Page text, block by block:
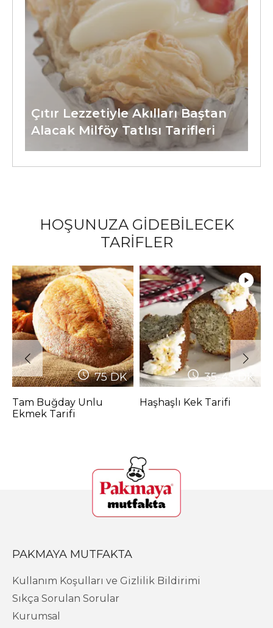
Çıtır Lezzetiyle Akılları Baştan
Alacak Milföy Tatlısı Tarifleri
HOŞUNUZA GİDEBİLECEK
TARİFLER
75DK
Tam Buğday Unlu
Ekmek Tarifi
35-45 DK
Haşhaşlı Kek Tarifi
PAKMAYA MUTFAKTA
Kullanım Koşulları ve Gizlilik Bildirimi
Sıkça Sorulan Sorular
Kurumsal